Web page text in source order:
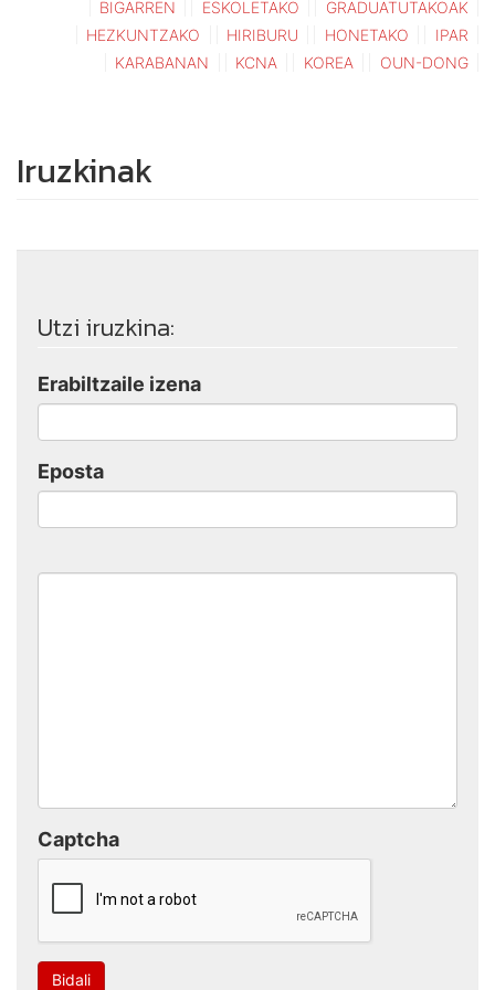
BIGARREN ESKOLETAKO
GRADUATUTAKOAK
HEZKUNTZAKO
HIRIBURU HONETAKO
IPAR
KARABANAN
KCNA KOREA OUN-DONG
Iruzkinak
Utzi iruzkina:
Erabiltzaile izena
Eposta
Captcha
Bidali